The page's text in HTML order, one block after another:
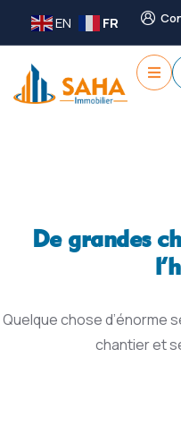
EN FR
De grandes
Quelque chose d’énorme
chantier et